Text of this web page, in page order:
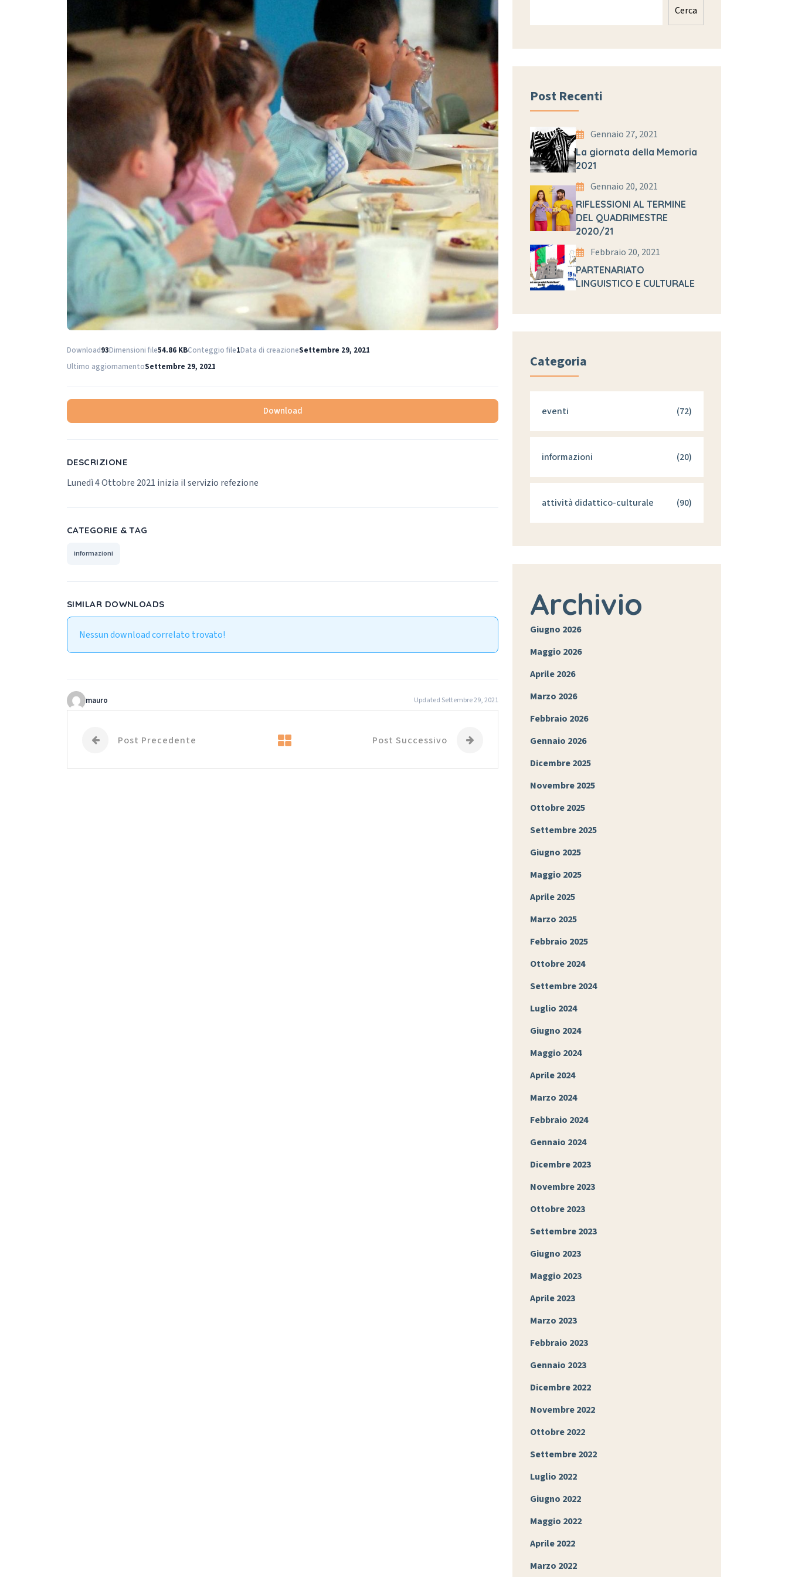
Download93Dimensioni file54.86 KBConteggio file1Data di creazioneSettembre 29, 2021
Ultimo aggiornamentoSettembre 29, 2021
Download
DESCRIZIONE
Lunedì 4 Ottobre 2021 inizia il servizio refezione
CATEGORIE & TAG
informazioni
SIMILAR DOWNLOADS
Nessun download correlato trovato!
mauro Updated Settembre 29, 2021
Post Precedente Post Successivo
Cerca
Post Recenti
Gennaio 27, 2021
La giornata della Memoria
2021
Gennaio 20, 2021
RIFLESSIONI AL TERMINE
DEL QUADRIMESTRE
2020/21
Febbraio 20, 2021
PARTENARIATO
LINGUISTICO E CULTURALE
Categoria
eventi (72)
informazioni (20)
attività didattico-culturale (90)
Archivio
Giugno 2026
Maggio 2026
Aprile 2026
Marzo 2026
Febbraio 2026
Gennaio 2026
Dicembre 2025
Novembre 2025
Ottobre 2025
Settembre 2025
Giugno 2025
Maggio 2025
Aprile 2025
Marzo 2025
Febbraio 2025
Ottobre 2024
Settembre 2024
Luglio 2024
Giugno 2024
Maggio 2024
Aprile 2024
Marzo 2024
Febbraio 2024
Gennaio 2024
Dicembre 2023
Novembre 2023
Ottobre 2023
Settembre 2023
Giugno 2023
Maggio 2023
Aprile 2023
Marzo 2023
Febbraio 2023
Gennaio 2023
Dicembre 2022
Novembre 2022
Ottobre 2022
Settembre 2022
Luglio 2022
Giugno 2022
Maggio 2022
Aprile 2022
Marzo 2022